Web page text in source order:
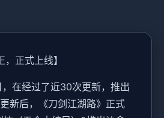
，正式上线】
在经过了近30次更新，推出
新后，《刀剑江湖路》正式